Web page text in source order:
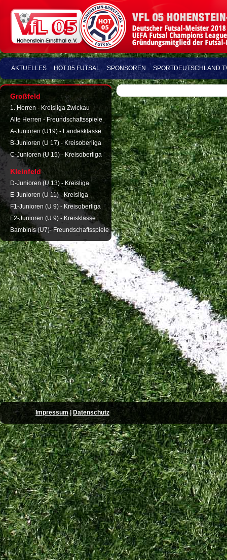
AKTUELLES HOT 05 FUTSAL SPONSOREN
Großfeld
1. Herren - Kreisliga Zwickau
Alte Herren - Freundschaftsspiele
A-Junioren (U19) - Landesklasse
B-Junioren (U 17) - Kreisoberliga
C-Junioren (U 15) - Kreisoberliga
Kleinfeld
D-Junioren (U 13) - Kreisliga
E-Junioren (U 11) - Kreisliga
F1-Junioren (U 9) - Kreisoberliga
F2-Junioren (U 9) - Kreisklasse
Bambinis (U7)- Freundschaftsspiele
Impressum| Datenschutz